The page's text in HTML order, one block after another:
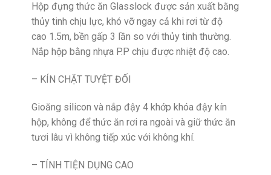
Hộp đựng thức ăn Glasslock được sản xuất bằng
thủy tinh chịu lực, khó vỡ ngay cả khi rơi từ độ
cao 1.5m, bền gấp 3 lần so với thủy tinh thường.
Nắp hộp bằng nhựa P.P chịu được nhiệt độ cao.
– KÍN CHẶT TUYỆT ĐỐI
Gioăng silicon và nắp đậy 4 khớp khóa đậy kín
hộp, không để thức ăn rơi ra ngoài và giữ thức ăn
tươi lâu vì không tiếp xúc với không khí.
– TÍNH TIỆN DỤNG CAO